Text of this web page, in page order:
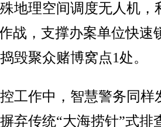
地理空间调度无人机，
战，支撑办案单位快速
毁聚众赌博窝点1处。
作中，智慧警务同样
弃传统“大海捞针”式排